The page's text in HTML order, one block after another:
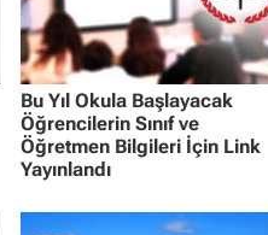
Bu Yıl Okula Başlayacak
Öğrencilerin Sınıf ve
Öğretmen Bilgileri İçin Link
Yayınlandı